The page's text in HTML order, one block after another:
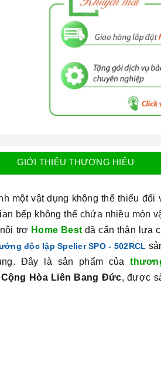
GIỚI THIỆU THƯƠNG HIỆU
một vật dụng không thể thiếu đối
bếp không thể chứa nhiều món
trợ Home Best đã cẩn thận lựa
độc lập Spelier SPO - 502RCL
Đây là sản phẩm của
Cộng Hòa Liên Bang Đức, được